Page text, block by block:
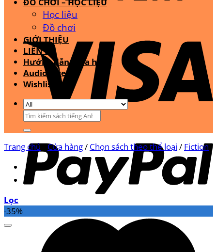
Học liệu
Đồ chơi
GIỚI THIỆU
LIÊN HỆ
Hướng dẫn mua hàng
Audio Stream
Wishlist
Tìm
Trang chủ/Cửa hàng/ Chọn sách theo thể loại / Fiction
Lọc
-35%